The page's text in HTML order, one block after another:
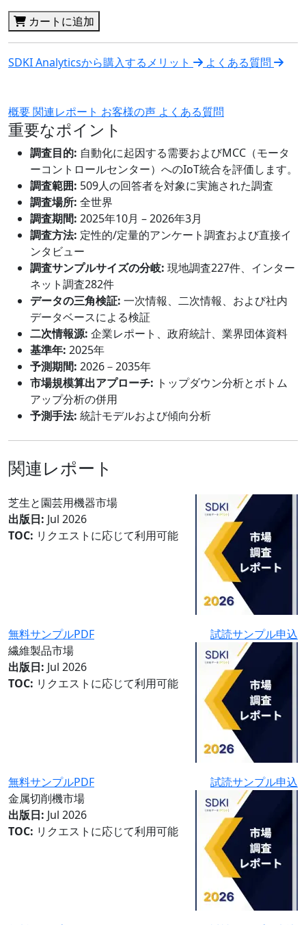
カートに追加
SDKI Analyticsから購入するメリット よくある質問
概要関連レポート お客様の声 よくある質問
重要なポイント
調査目的: 自動化に起因する需要およびMCC（モータ
ーコントロールセンター）へのIoT統合を評価します。
調査範囲: 509人の回答者を対象に実施された調査
調査場所: 全世界
調査期間: 2025年10月 – 2026年3月
調査方法: 定性的/定量的アンケート調査および直接イ
ンタビュー
調査サンプルサイズの分岐: 現地調査227件、インター
ネット調査282件
データの三角検証: 一次情報、二次情報、および社内
データベースによる検証
二次情報源: 企業レポート、政府統計、業界団体資料
基準年: 2025年
予測期間: 2026－2035年
市場規模算出アプローチ: トップダウン分析とボトム
アップ分析の併用
予測手法: 統計モデルおよび傾向分析
関連レポート
芝生と園芸用機器市場
出版日: Jul 2026
TOC: リクエストに応じて利用可能
無料サンプルPDF
試読サンプル申込
繊維製品市場
出版日: Jul 2026
TOC: リクエストに応じて利用可能
無料サンプルPDF
試読サンプル申込
金属切削機市場
出版日: Jul 2026
TOC: リクエストに応じて利用可能